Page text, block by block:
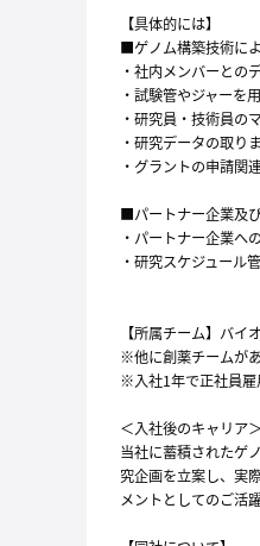
【具体的には】
■ゲノム構築技術に
・社内メンバーとの
・試験管やジャーを
・研究員・技術員の
・研究データの取り
・グラントの申請関
■パートナー企業及
・パートナー企業へ
・研究スケジュール
【所属チーム】バ
※他に創薬チームが
※入社1年で正社員雇
＜入社後のキャリア＞
当社に蓄積されたゲ
究企画を立案し、実
メントとしてのご活